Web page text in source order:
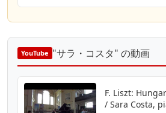
YouTube "サラ・コスタ" の動画
F. Liszt:
/ Sara Costa,